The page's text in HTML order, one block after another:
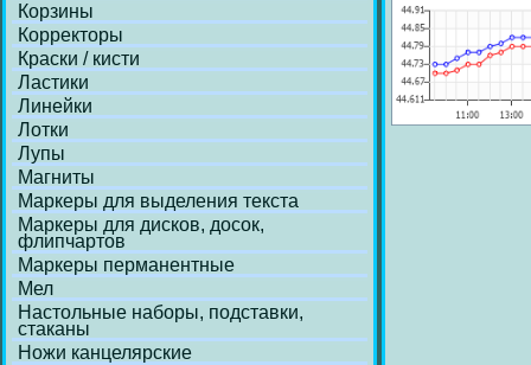
Корзины
Корректоры
Краски / кисти
Ластики
Линейки
Лотки
Лупы
Магниты
Маркеры для выделения текста
Маркеры для дисков, досок,
флипчартов
Маркеры перманентные
Мел
Настольные наборы, подставки,
стаканы
Ножи канцелярские